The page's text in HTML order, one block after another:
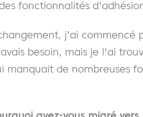
fonctionnalités
j'ai commencé
besoin, mais je l'ai
manquait de nombreuses